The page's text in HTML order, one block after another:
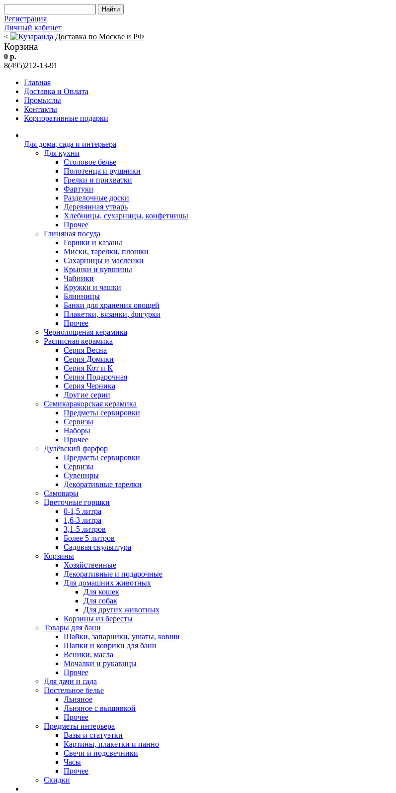
Регистрация
Личный кабинет
<
Доставка по Москве и РФ
Корзина
0 р.
8(495)212-13-91
Главная
Доставка и Оплата
Промыслы
Контакты
Корпоративные подарки
Для дома, сада и интерьера
Для кухни
Столовое белье
Полотенца и рушники
Грелки и прихватки
Фартуки
Разделочные доски
Деревянная утварь
Хлебницы, сухарницы, конфетницы
Прочее
Глиняная посуда
Горшки и казаны
Миски, тарелки, плошки
Сахарницы и масленки
Крынки и кувшины
Чайники
Кружки и чашки
Блинницы
Банки для хранения овощей
Плакетки, вязанки, фигурки
Прочее
Чернолощеная керамика
Расписная керамика
Серия Весна
Серия Домики
Серия Кот и К
Серия Подарочная
Серия Черника
Другие серии
Семикаракорская керамика
Предметы сервировки
Сервизы
Наборы
Прочее
Дулёвский фарфор
Предметы сервировки
Сервизы
Сувениры
Декоративные тарелки
Самовары
Цветочные горшки
0-1,5 литра
1,6-3 литра
3,1-5 литров
Более 5 литров
Садовая скульптура
Корзины
Хозяйственные
Декоративные и подарочные
Для домашних животных
Для кошек
Для собак
Для других животных
Корзины из бересты
Товары для бани
Шайки, запарники, ушаты, ковши
Шапки и коврики для бани
Веники, масла
Мочалки и рукавицы
Прочее
Для дачи и сада
Постельное белье
Льняное
Льняное с вышивкой
Прочее
Предметы интерьера
Вазы и статуэтки
Картины, плакетки и панно
Свечи и подсвечники
Часы
Прочее
Скидки